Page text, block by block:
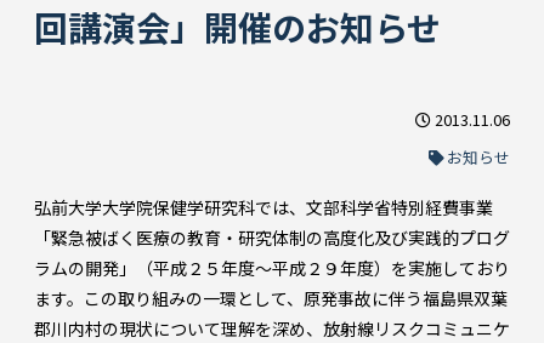
回講演会」開催のお知らせ
2013.11.06
お知らせ
弘前大学大学院保健学研究科では、文部科学省特別経費事業
「緊急被ばく医療の教育・研究体制の高度化及び実践的プログ
ラムの開発」（平成２５年度～平成２９年度）を実施しており
ます。この取り組みの一環として、原発事故に伴う福島県双葉
郡川内村の現状について理解を深め、放射線リスクコミュニケ